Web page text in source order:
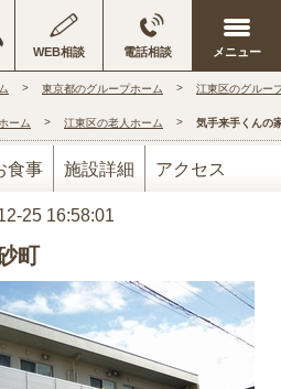
WEB相談 電話相談
東京都のグループホーム 江東区のグルー
ーム 江東区の老人ホーム 気手来手くんの
食事 施設詳細 アクセス
25 16:58:01
町